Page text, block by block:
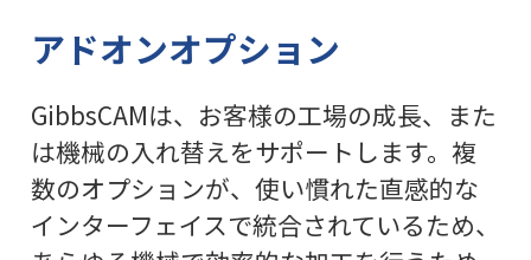
アドオンオプション
GibbsCAMは、お客様の工場の成長、また
は機械の入れ替えをサポートします。複
数のオプションが、使い慣れた直感的な
インターフェイスで統合されているため、